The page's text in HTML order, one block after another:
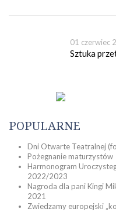
01 czerwiec
Sztuka
POPULARNE
Dni Otwarte Teatralnej
Pożegnanie maturzystów
Harmonogram
2022/2023
Nagroda dla pani Kingi
2021
Zwiedzamy europejski